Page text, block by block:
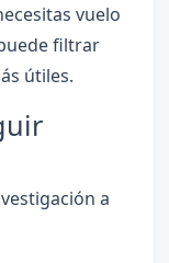
vuelo
filtrar
útiles.
a